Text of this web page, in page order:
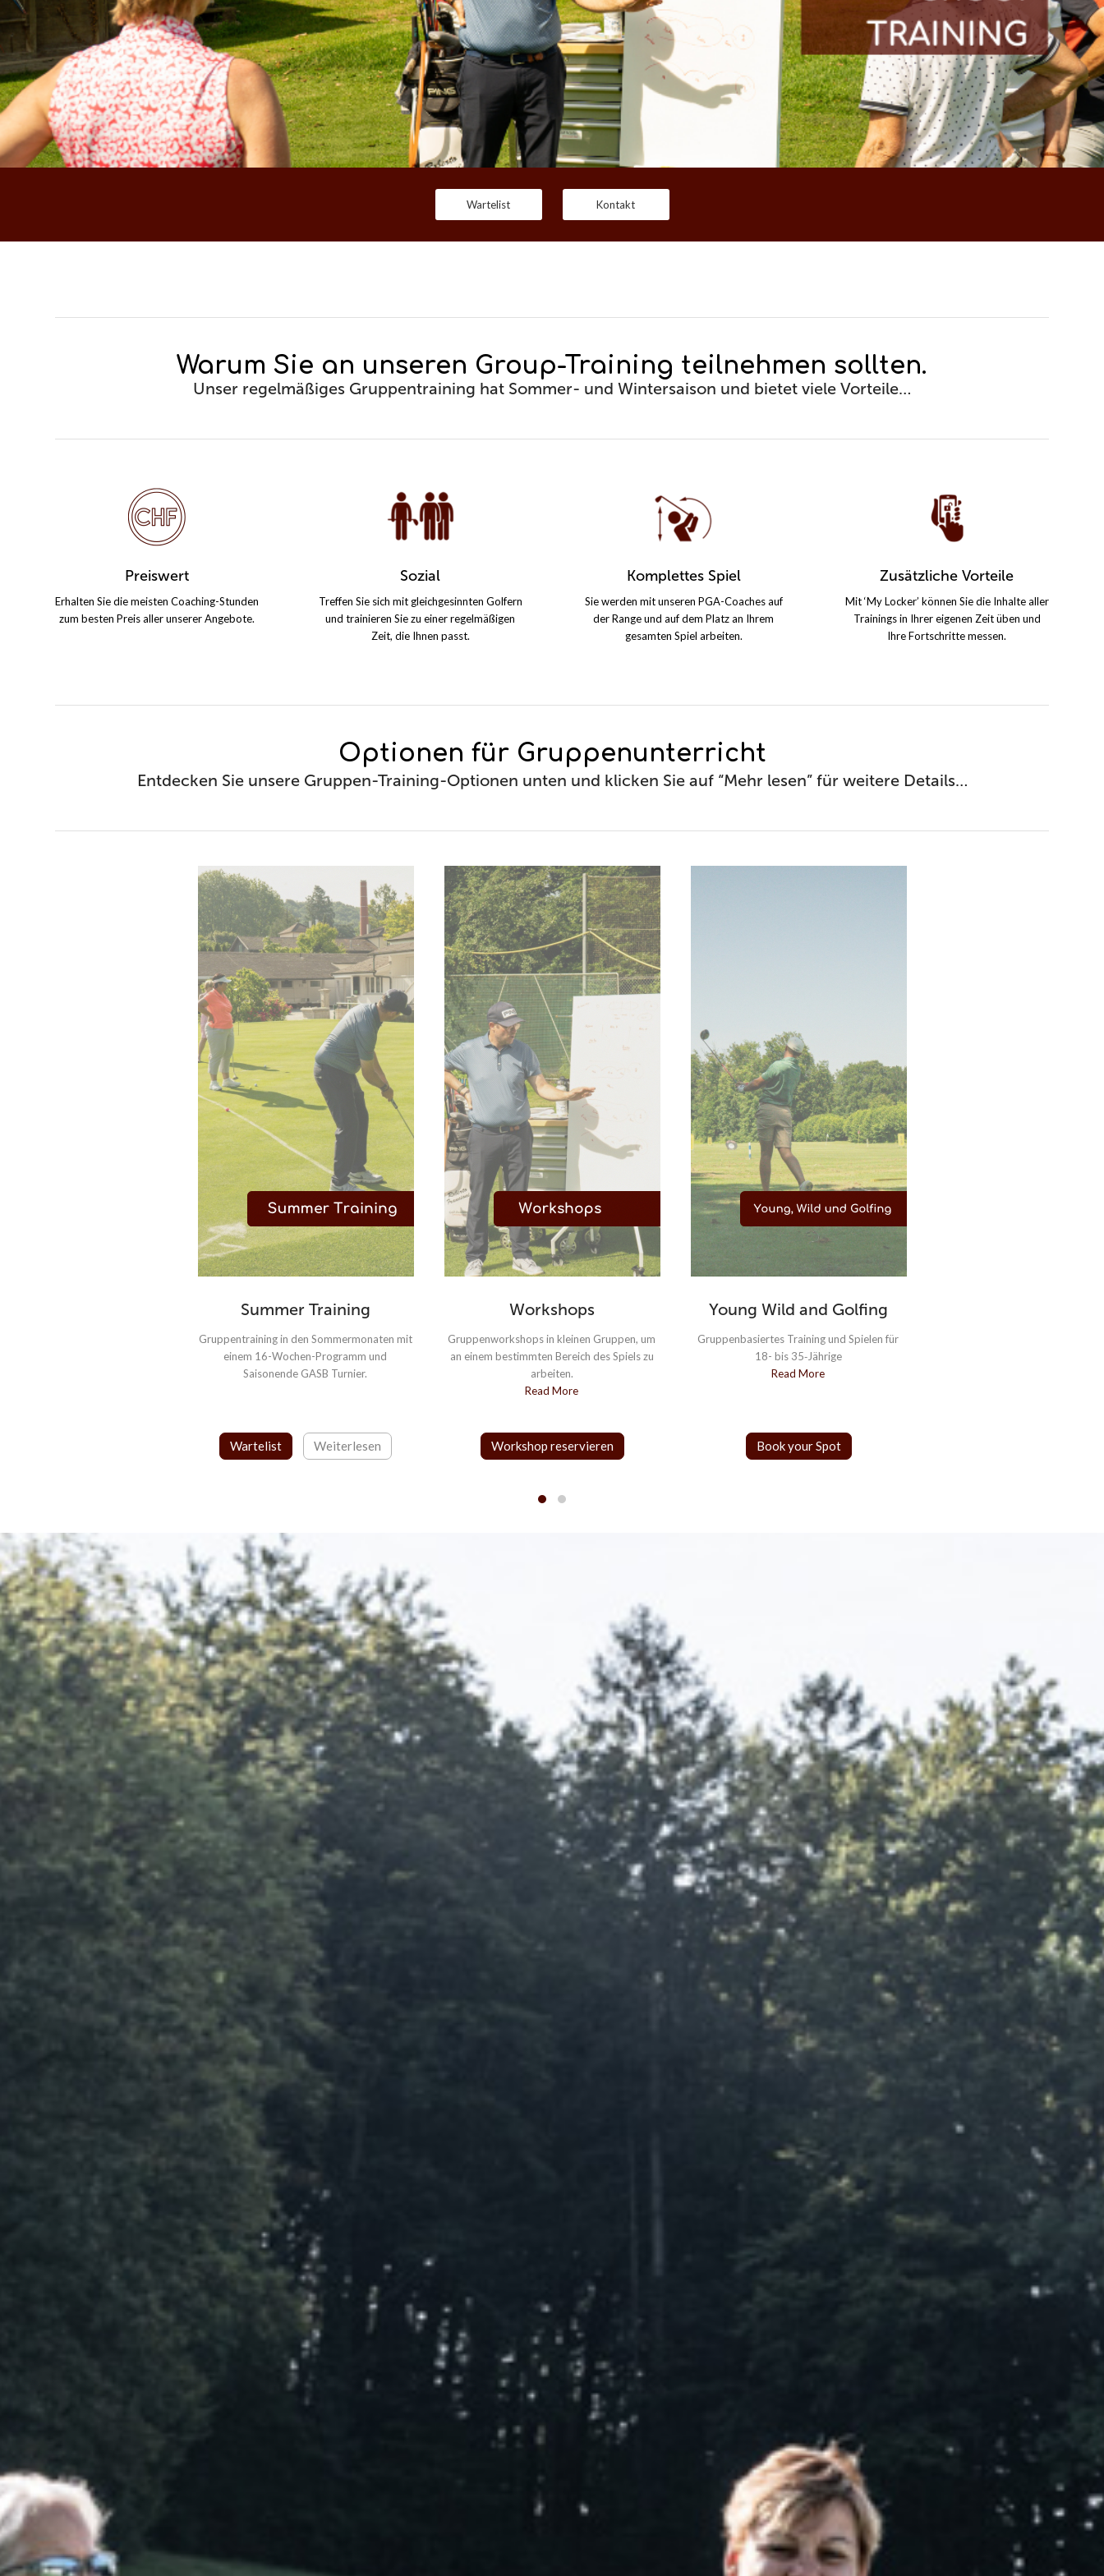
Wartelist Kontakt
Warum Sie an unseren Group-Training teilnehmen sollten.
Unser regelmäßiges Gruppentraining hat Sommer- und Wintersaison und bietet viele Vorteile…
Preiswert
Erhalten Sie die meisten Coaching-Stunden
zum besten Preis aller unserer Angebote.
Sozial
Treffen Sie sich mit gleichgesinnten Golfern
und trainieren Sie zu einer regelmäßigen
Zeit, die Ihnen passt.
Komplettes Spiel
Sie werden mit unseren PGA-Coaches auf
der Range und auf dem Platz an Ihrem
gesamten Spiel arbeiten.
Zusätzliche Vorteile
Mit ‘My Locker’ können Sie die Inhalte aller
Trainings in Ihrer eigenen Zeit üben und
Ihre Fortschritte messen.
Optionen für Gruppenunterricht
Entdecken Sie unsere Gruppen-Training-Optionen unten und klicken Sie auf “Mehr lesen” für weitere Details…
Summer Training
Gruppentraining in den Sommermonaten mit
einem 16-Wochen-Programm und
Saisonende GASB Turnier.
Wartelist Weiterlesen
Workshops
Gruppenworkshops in kleinen Gruppen, um
an einem bestimmten Bereich des Spiels zu
arbeiten.
Read More
Workshop reservieren
Young Wild and Golfing
Gruppenbasiertes Training und Spielen für
18- bis 35‑Jährige
Read More
Book your Spot